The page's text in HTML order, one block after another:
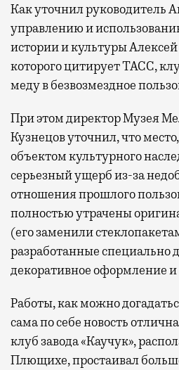
Как уточнил руководитель
управлению и
истории и культуры
которого цитирует ТАСС,
меду в безвозмездное
При этом директор Музея
Кузнецов уточнил, что
объектом культурного
серьезный ущерб из-за
отношения прошлого
полностью утрачены
(его заменили
разработанные специально
декоративное оформление
Работы, как можно
сама по себе новость
клуб завода «Каучук»,
Плющихе, простаивал